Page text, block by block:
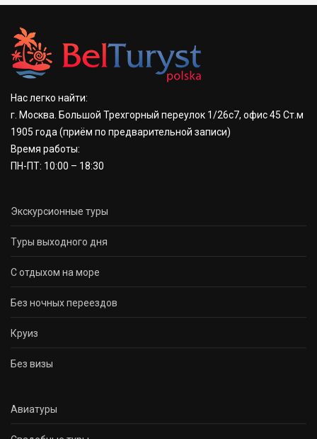
Нас легко найти:
г. Москва. Большой Трехгорный переулок 1/26с7, офис 45 Ст.м
1905 года (приём по предварительной записи)
Время работы:
ПН-ПТ: 10:00 – 18:30
Экскурсионные туры
Туры выходного дня
С отдыхом на море
Без ночных переездов
Круиз
Без визы
Авиатуры